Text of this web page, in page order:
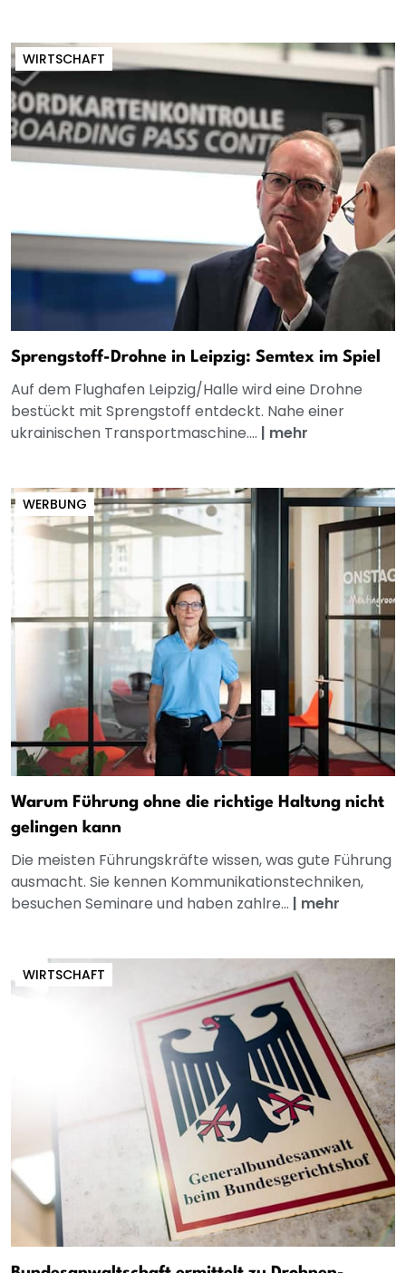
WIRTSCHAFT
Sprengstoff-Drohne in Leipzig: Semtex im Spiel
Auf dem Flughafen Leipzig/Halle wird eine Drohne
bestückt mit Sprengstoff entdeckt. Nahe einer
ukrainischen Transportmaschine.... | mehr
WERBUNG
Warum Führung ohne die richtige Haltung nicht
gelingen kann
Die meisten Führungskräfte wissen, was gute Führung
ausmacht. Sie kennen Kommunikationstechniken,
besuchen Seminare und haben zahlre... | mehr
WIRTSCHAFT